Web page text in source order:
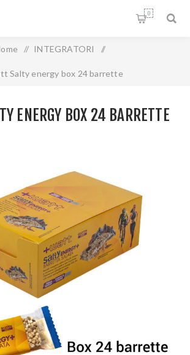
0
/ INTEGRATORI /
Salty energy box 24 barrette
ENERGY BOX 24 BARRETTE